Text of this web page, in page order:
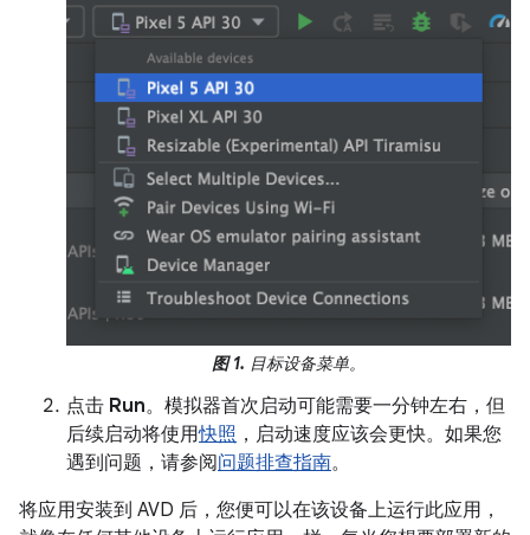
图 1. 目标设备菜单。
点击 Run。模拟器首次启动可能需要一分钟左右，但
后续启动将使用快照 ，启动速度应该会更快。如果您
遇到问题，请参阅问题排查指南。
将应用安装到 AVD 后，您便可以在该设备上运行此应用，